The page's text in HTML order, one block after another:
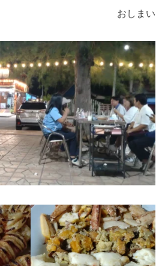
おしまい